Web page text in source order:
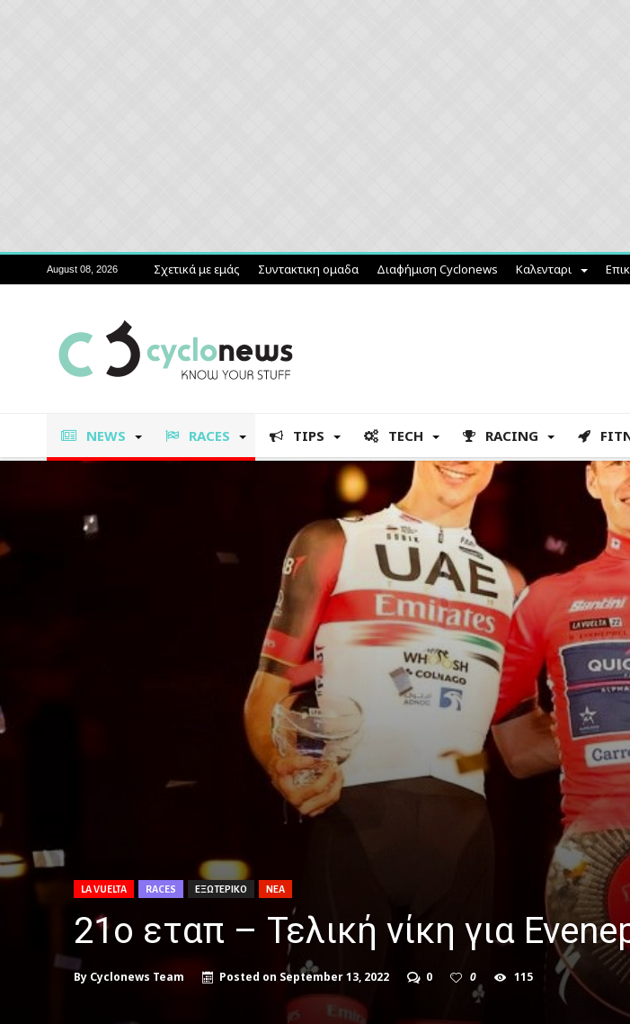
August 08, 2026 Σχετικά με εμάς Συντακτικη ομαδα Διαφήμιση Cyclonews Καλενταρι
NEWS RACES TIPS TECH RACING
LA VUELTA RACES ΕΞΩΤΕΡΙΚΟ ΝΕΑ
21ο εταπ – Τελική νίκη για
By Cyclonews Team Posted on September 13, 2022 0 0 115